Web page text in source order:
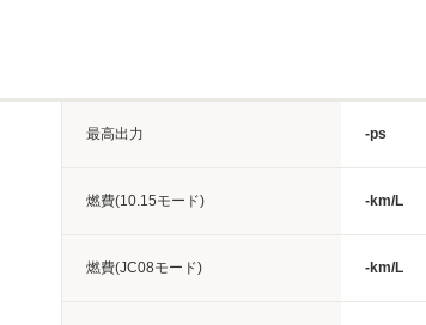
最高出力 -ps
燃費(10.15モード) -km/L
燃費(JC08モード) -km/L